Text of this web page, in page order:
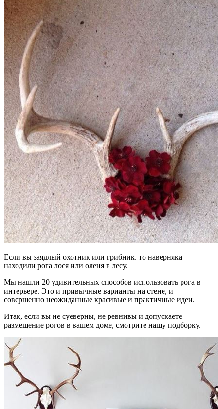
Если вы заядлый охотник или грибник, то наверняка
находили рога лося или оленя в лесу.
Мы нашли 20 удивительных способов использовать рога в
интерьере. Это и привычные варианты на стене, и
совершенно неожиданные красивые и практичные идеи.
Итак, если вы не суеверны, не ревнивы и допускаете
размещение рогов в вашем доме, смотрите нашу подборку.